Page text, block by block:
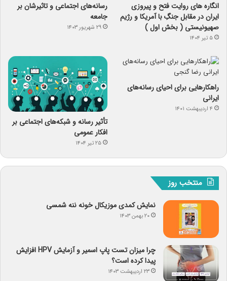
انگاره های روایت فتح و پیروزی
ایران در مقابل جنگِ با آمریکا و رژیم
صهیونیستی ( بخش اول )
۵ تیر ۱۴۰۴
رسانه‌های اجتماعی و تاثیرشان بر
جامعه
۲۹ شهریور ۱۴۰۳
راهکارهایی برای احیای رسانه‌های
ایرانی
۴ اردیبهشت ۱۴۰۱
تأثیر رسانه و شبکه‌های اجتماعی بر
افکار عمومی
۲۵ تیر ۱۴۰۴
منتخب روز
نمایش کمدی موزیکال خونه ننه شمسی
۲۰ بهمن ۱۴۰۳
چرا میزان تست پاپ اسمیر و آزمایش HPV افزایش
پیدا کرده است؟
۲۳ اردیبهشت ۱۴۰۳